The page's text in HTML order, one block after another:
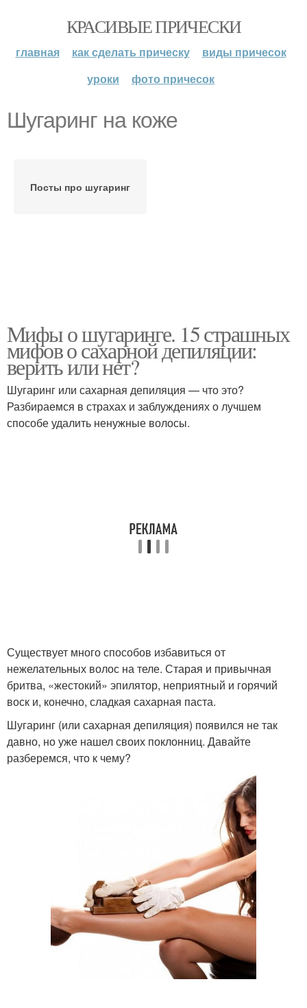
КРАСИВЫЕ ПРИЧЕСКИ
главная как сделать прическу
виды причесок
уроки
фото причесок
Шугаринг на коже
Посты про шугаринг
Мифы о шугаринге. 15 страшных
мифов о сахарной депиляции:
верить или нет?
Шугаринг или сахарная депиляция — что это?
Разбираемся в страхах и заблуждениях о лучшем
способе удалить ненужные волосы.
Существует много способов избавиться от
нежелательных волос на теле. Старая и привычная
бритва, «жестокий» эпилятор, неприятный и горячий
воск и, конечно, сладкая сахарная паста.
Шугаринг (или сахарная депиляция) появился не так
давно, но уже нашел своих поклонниц. Давайте
разберемся, что к чему?